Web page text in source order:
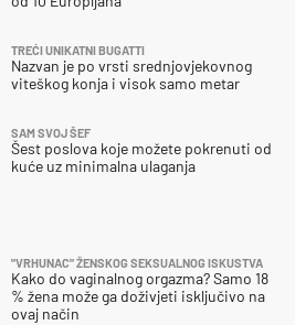
"VRHUNAC" ŽENSKOG SEKSUALNOG ISKUSTVA
Kako do vaginalnog orgazma? Samo 18
% žena može ga doživjeti isključivo na
ovaj način
TREĆI UNIKATNI BUGATTI
Nazvan je po vrsti srednjovjekovnog
viteškog konja i visok samo metar
SAM SVOJ ŠEF
Šest poslova koje možete pokrenuti od
kuće uz minimalna ulaganja